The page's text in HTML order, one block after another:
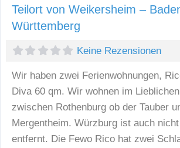
Teilort von Weikersheim –
Württemberg
Keine Rezensionen
Wir haben zwei Ferienwohnungen,
Diva 60 qm. Wir wohnen im
zwischen Rothenburg ob der Tauber
Mergentheim. Würzburg ist auch
entfernt. Die Fewo Rico hat zwei